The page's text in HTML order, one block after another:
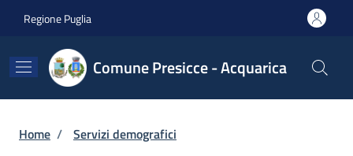
Regione Puglia
Comune Presicce - Acquarica
Briciole di pane
Home / Servizi demografici